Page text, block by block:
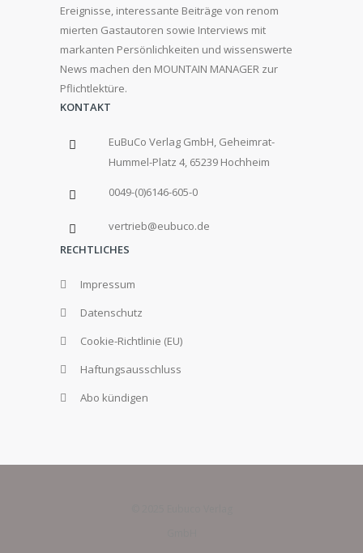
Ereignisse, interessante Beiträge von renom
mierten Gastautoren sowie Interviews mit
markanten Persönlichkeiten und wissenswerte
News machen den MOUNTAIN MANAGER zur
Pflichtlektüre.
KONTAKT
EuBuCo Verlag GmbH, Geheimrat-
Hummel-Platz 4, 65239 Hochheim
0049-(0)6146-605-0
vertrieb@eubuco.de
RECHTLICHES
Impressum
Datenschutz
Cookie-Richtlinie (EU)
Haftungsausschluss
Abo kündigen